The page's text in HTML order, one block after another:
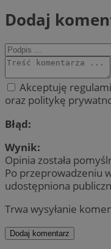
Dodaj
Akceptuję
oraz politykę
Błąd:
Wynik:
Opinia została
Po przeprowadzeniu
udostępniona
Trwa wysyłanie
Dodaj komentarz